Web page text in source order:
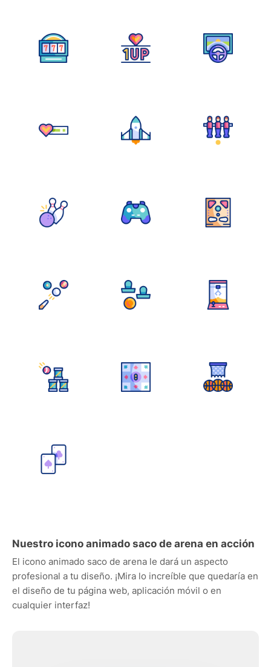
Nuestro icono animado saco de arena en acción
El icono animado saco de arena le dará un aspecto
profesional a tu diseño. ¡Mira lo increíble que quedaría en
el diseño de tu página web, aplicación móvil o en
cualquier interfaz!